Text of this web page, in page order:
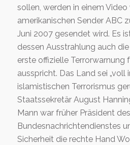
sollen, werden in einem
amerikanischen Sender ABC
Juni 2007 gesendet wird. Es
dessen Ausstrahlung auch
erste offizielle Terrorwarnung
ausspricht. Das Land sei
islamistischen Terrorismus
Staatssekretär August
Mann war früher Präsident des
Bundesnachrichtendienstes
Sicherheit die rechte Hand